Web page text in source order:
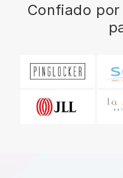
Confiado